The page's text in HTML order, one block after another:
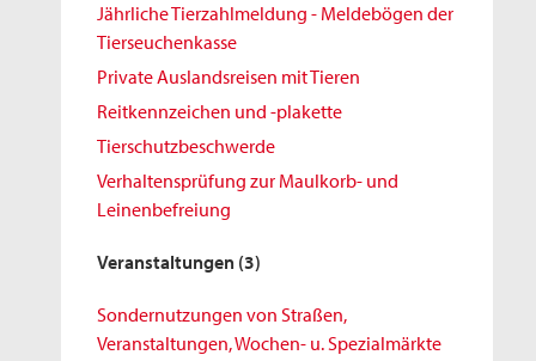
Jährliche Tierzahlmeldung - Meldebögen der
Tierseuchenkasse
Private Auslandsreisen mit Tieren
Reitkennzeichen und -plakette
Tierschutzbeschwerde
Verhaltensprüfung zur Maulkorb- und
Leinenbefreiung
Veranstaltungen (3)
Sondernutzungen von Straßen,
Veranstaltungen, Wochen- u. Spezialmärkte